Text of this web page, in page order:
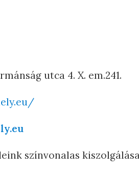
utca 4. X. em.241.
színvonalas